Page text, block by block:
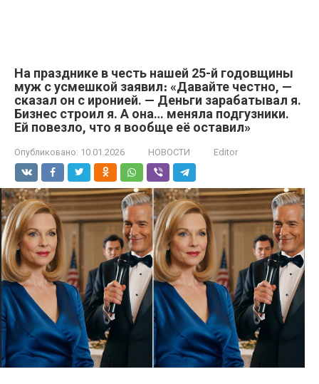
На празднике в честь нашей 25-й годовщины
муж с усмешкой заявил։ «Давайте честно, —
сказал он с иронией. — Деньги зарабатывал я.
Бизнес строил я. А она… меняла подгузники.
Ей повезло, что я вообще её оставил»
Опубликовано: 10.01.2026 НОВОСТИ Editor